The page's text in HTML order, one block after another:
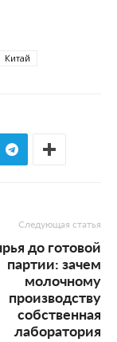
Китай
Следующая статья
до готовой
партии: зачем
молочному
производству
собственная
лаборатория